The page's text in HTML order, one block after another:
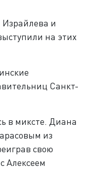
и
на этих
Санкт-
в миксте. Диана
из
свою
Алексеем